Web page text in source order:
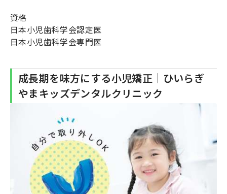
資格
日本小児歯科学会認定医
日本小児歯科学会専門医
成長期を味方にする小児矯正｜ひいらぎ
やまキッズデンタルクリニック